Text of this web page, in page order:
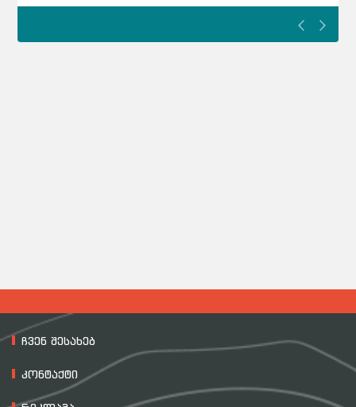
ჩვენ შესახებ
კონტაქტი